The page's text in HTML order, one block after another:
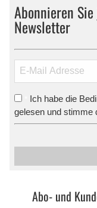
Abonnieren
Newsletter
Ich habe die
gelesen und stimme
Abo- und